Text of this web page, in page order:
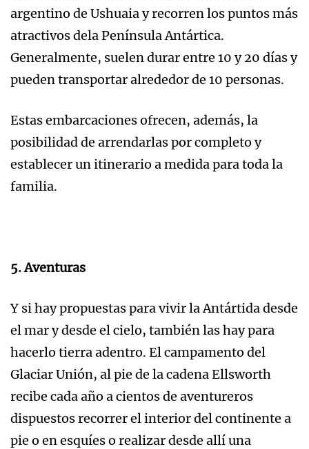
argentino de Ushuaia y recorren los puntos más
atractivos dela Península Antártica.
Generalmente, suelen durar entre 10 y 20 días y
pueden transportar alrededor de 10 personas.
Estas embarcaciones ofrecen, además, la
posibilidad de arrendarlas por completo y
establecer un itinerario a medida para toda la
familia.
5. Aventuras
Y si hay propuestas para vivir la Antártida desde
el mar y desde el cielo, también las hay para
hacerlo tierra adentro. El campamento del
Glaciar Unión, al pie de la cadena Ellsworth
recibe cada año a cientos de aventureros
dispuestos recorrer el interior del continente a
pie o en esquíes o realizar desde allí una